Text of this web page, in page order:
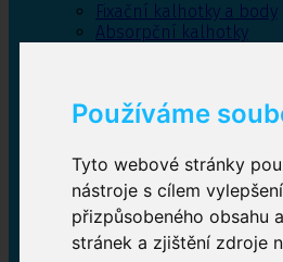
Používáme
Tyto webové stránky
nástroje s cílem
přizpůsobeného obsahu
stránek a zjištění zdroje
Fixační kalhotky a body
Absorpční kalhotky
Inkontinenční
Plenkové kalhotky
zalepovací,